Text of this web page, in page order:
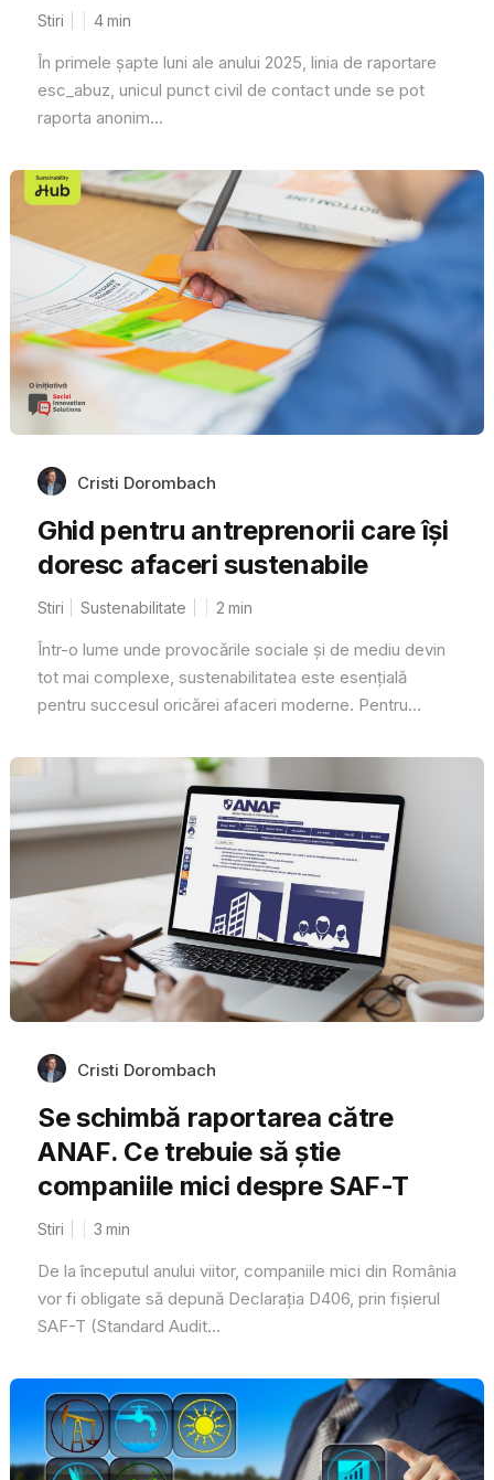
Stiri 4min
În primele șapte luni ale anului 2025, linia de raportare
esc_abuz, unicul punct civil de contact unde se pot
raporta anonim...
Cristi Dorombach
Ghid pentru antreprenorii care își
doresc afaceri sustenabile
Stiri Sustenabilitate 2 min
Într-o lume unde provocările sociale și de mediu devin
tot mai complexe, sustenabilitatea este esențială
pentru succesul oricărei afaceri moderne. Pentru...
Cristi Dorombach
Se schimbă raportarea către
ANAF. Ce trebuie să știe
companiile mici despre SAF-T
Stiri 3 min
De la începutul anului viitor, companiile mici din România
vor fi obligate să depună Declarația D406, prin fișierul
SAF-T (Standard Audit...